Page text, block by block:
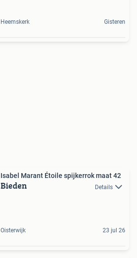
Heemskerk Gisteren
Isabel Marant Étoile spijkerrok maat 42
Bieden Details
Oisterwijk 23 jul 26